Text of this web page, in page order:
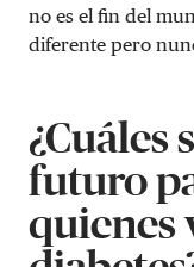
no es el fin del
diferente pero
¿Cuáles
futuro
quienes